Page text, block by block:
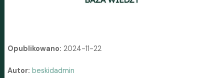
Opublikowano: 2024-11-22
Autor: beskidadmin